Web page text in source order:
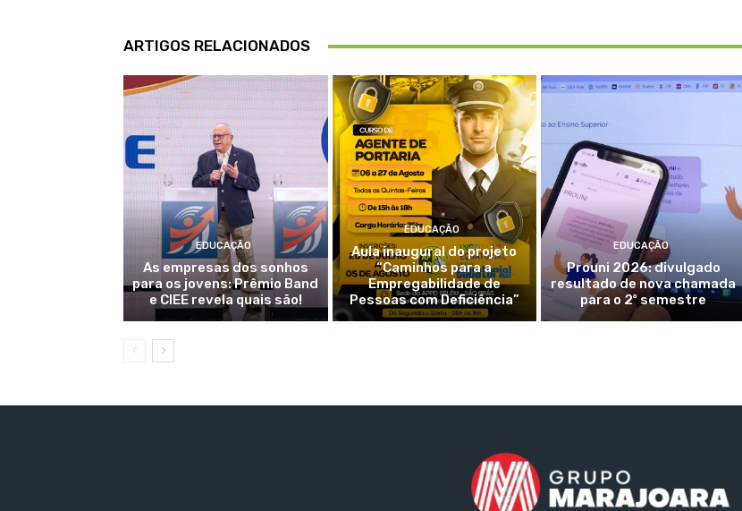
ARTIGOS RELACIONADOS
EDUCAÇÃO
As empresas dos sonhos
para os jovens: Prêmio Band
e CIEE revela quais são!
EDUCAÇÃO
Aula inaugural do projeto
“Caminhos para a
Empregabilidade de
Pessoas com Deficiência”
EDUCAÇÃO
Prouni 2026: divulgado
resultado de nova chamada
para o 2º semestre